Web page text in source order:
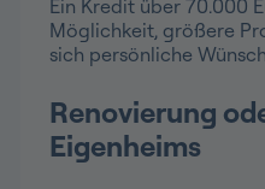
Ein Kredit über 70.000
Möglichkeit, größere
sich persönliche
Renovierung
Eigenheims